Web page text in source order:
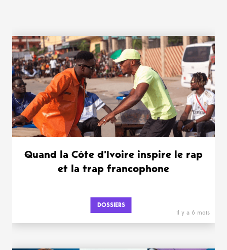
WANT MORE ?
Quand la Côte d’Ivoire inspire le rap
et la trap francophone
DOSSIERS
il y a 6 mois